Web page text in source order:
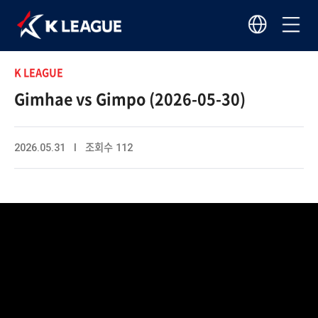
K LEAGUE
Gimhae vs Gimpo (2026-05-30)
2026.05.31 I 조회수 112